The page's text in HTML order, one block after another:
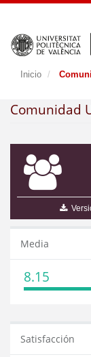
Inicio
Comunidad
Media
8.15
Satisfacción